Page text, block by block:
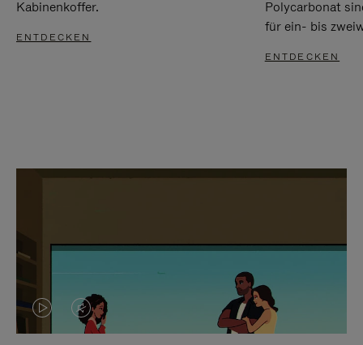
Kabinenkoffer.
ENTDECKEN
Polycarbonat
für ein- bis
ENTDECKEN
DASVIDEO